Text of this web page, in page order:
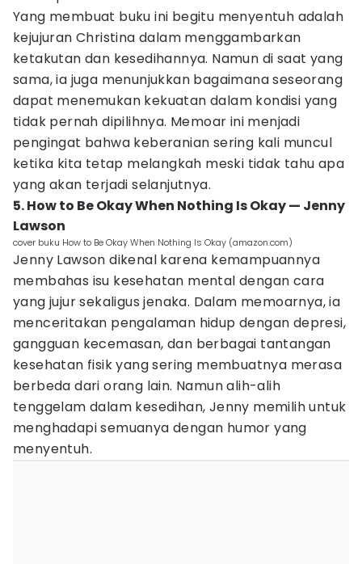
Yang membuat buku ini begitu menyentuh adalah
kejujuran Christina dalam menggambarkan
ketakutan dan kesedihannya. Namun di saat yang
sama, ia juga menunjukkan bagaimana seseorang
dapat menemukan kekuatan dalam kondisi yang
tidak pernah dipilihnya. Memoar ini menjadi
pengingat bahwa keberanian sering kali muncul
ketika kita tetap melangkah meski tidak tahu apa
yang akan terjadi selanjutnya.
5. How to Be Okay When Nothing Is Okay — Jenny
Lawson
cover buku How to Be Okay When Nothing Is Okay (amazon.com)
Jenny Lawson dikenal karena kemampuannya
membahas isu kesehatan mental dengan cara
yang jujur sekaligus jenaka. Dalam memoarnya, ia
menceritakan pengalaman hidup dengan depresi,
gangguan kecemasan, dan berbagai tantangan
kesehatan fisik yang sering membuatnya merasa
berbeda dari orang lain. Namun alih-alih
tenggelam dalam kesedihan, Jenny memilih untuk
menghadapi semuanya dengan humor yang
menyentuh.